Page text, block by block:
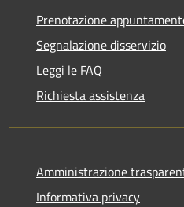
Prenotazione
Segnalazione disservizio
Leggi le FAQ
Richiesta assistenza
Amministrazione
Informativa privacy